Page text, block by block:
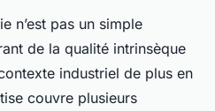
n’est pas un simple
de la qualité intrinsèque
industriel de plus en
couvre plusieurs